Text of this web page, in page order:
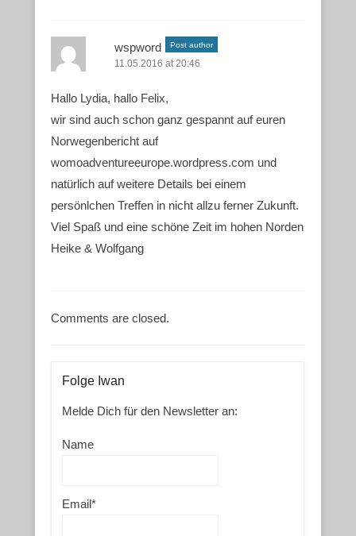
wspword Post author
11.05.2016 at 20:46
Hallo Lydia, hallo Felix,
wir sind auch schon ganz gespannt auf euren
Norwegenbericht auf
womoadventureeurope.wordpress.com und
natürlich auf weitere Details bei einem
persönlchen Treffen in nicht allzu ferner Zukunft.
Viel Spaß und eine schöne Zeit im hohen Norden
Heike & Wolfgang
Comments are closed.
Folge Iwan
Melde Dich für den Newsletter an:
Name
Email*